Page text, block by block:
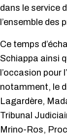
dans le service
l’ensemble des
Ce temps
Schiappa ainsi
l’occasion pour
notamment, le
Lagardère,
Tribunal
Mrino-Ros,